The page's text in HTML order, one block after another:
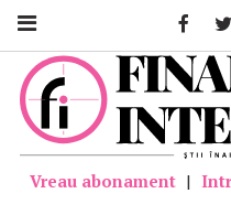
Vreau abonament |
Facebook